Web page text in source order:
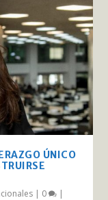
ÚNICO
| 0 |